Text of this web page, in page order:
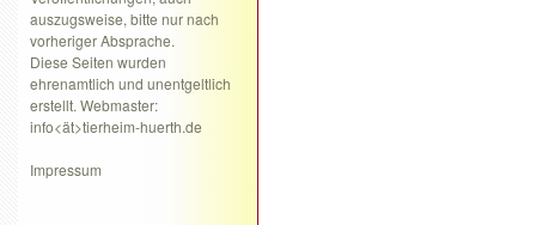
auszugsweise, bitte nur nach
vorheriger Absprache.
Diese Seiten wurden
ehrenamtlich und unentgeltlich
erstellt. Webmaster:
info<ät>tierheim-huerth.de
Impressum